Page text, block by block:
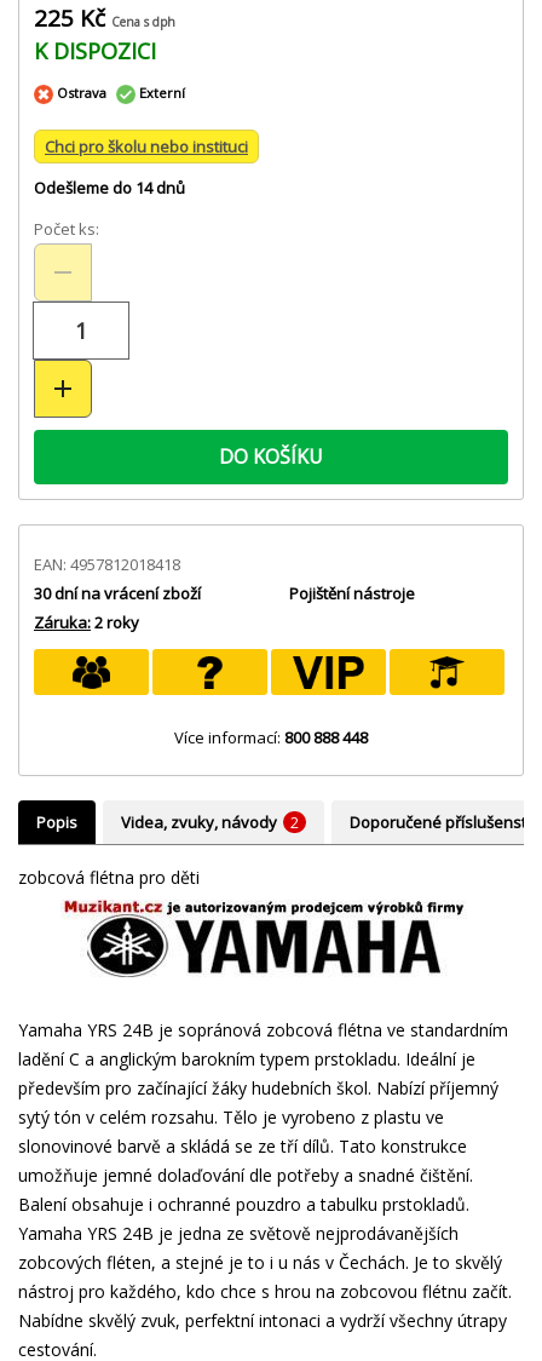
225 Kč Cena s dph
K DISPOZICI
Ostrava Externí
Chci pro školu nebo instituci
Odešleme do 14 dnů
Počet ks:
DO KOŠÍKU
EAN: 4957812018418
30 dní na vrácení zboží
Záruka:2 roky
Pojištění nástroje
Více informací: 800 888 448
Popis Videa, zvuky, návody 2 Doporučené příslušenství
zobcová flétna pro děti
Yamaha YRS 24B je sopránová zobcová flétna ve standardním
ladění C a anglickým barokním typem prstokladu. Ideální je
především pro začínající žáky hudebních škol. Nabízí příjemný
sytý tón v celém rozsahu. Tělo je vyrobeno z plastu ve
slonovinové barvě a skládá se ze tří dílů. Tato konstrukce
umožňuje jemné dolaďování dle potřeby a snadné čištění.
Balení obsahuje i ochranné pouzdro a tabulku prstokladů.
Yamaha YRS 24B je jedna ze světově nejprodávanějších
zobcových fléten, a stejné je to i u nás v Čechách. Je to skvělý
nástroj pro každého, kdo chce s hrou na zobcovou flétnu začít.
Nabídne skvělý zvuk, perfektní intonaci a vydrží všechny útrapy
cestování.